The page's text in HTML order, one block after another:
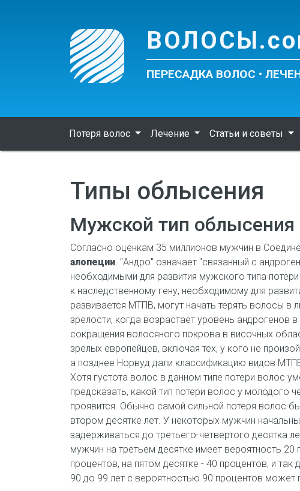
ПЕРЕСАДКА ВОЛОС •
Потеря волос Лечение Статьи и советы
Типы облысения
Мужской тип облысения
Согласно оценкам 35 миллионов мужчин в
алопеции. "Андро" означает "связанный с
необходимыми для развития мужского типа
к наследственному гену, необходимому для
развивается МТПВ, могут начать терять волосы
зрелости, когда возрастает уровень андрогенов
сокращения волосяного покрова в височных
зрелых европейцев, включая тех, у кого не
а позднее Норвуд дали классификацию видов
Хотя густота волос в данном типе потери волос
предсказать, какой тип потери волос у молодого
проявится. Обычно самой сильной потеря волос
втором десятке лет. У некоторых мужчин
задерживаться до третьего-четвертого десятка
мужчин на третьем десятке имеет вероятность 20
процентов, на пятом десятке - 40 процентов, и
90 до 99 лет с вероятностью 90 процентов может